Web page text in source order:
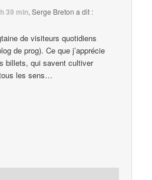
39 min,Serge Breton a dit :
de visiteurs quotidiens
de prog). Ce que j’apprécie
billets, qui savent cultiver
les sens…